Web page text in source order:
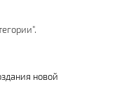
новой